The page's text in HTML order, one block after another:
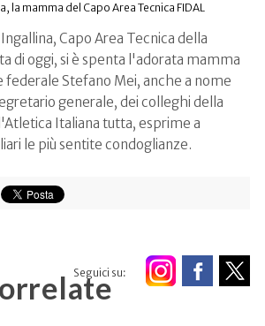
la mamma del Capo Area Tecnica FIDAL
Capo Area Tecnica della
di oggi, si è spenta l'adorata mamma
federale Stefano Mei, anche a nome
generale, dei colleghi della
Italiana tutta, esprime a
le più sentite condoglianze.
Seguici su: